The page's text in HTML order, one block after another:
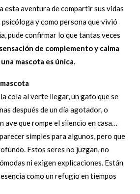
esta aventura de compartir sus vidas
psicóloga y como persona que vivió
pude confirmar lo que tantas veces
de complemento y calma
mascota es única.
cola al verte llegar, un gato que se
después de un día agotador, o
ave que rompe el silencio en casa…
simples para algunos, pero que
Estos seres no juzgan, no
ni exigen explicaciones. Están
como un refugio en tiempos